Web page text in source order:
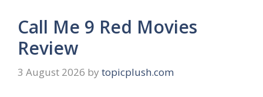
Call Me 9 Red Movies
Review
3 August 2026 by topicplush.com